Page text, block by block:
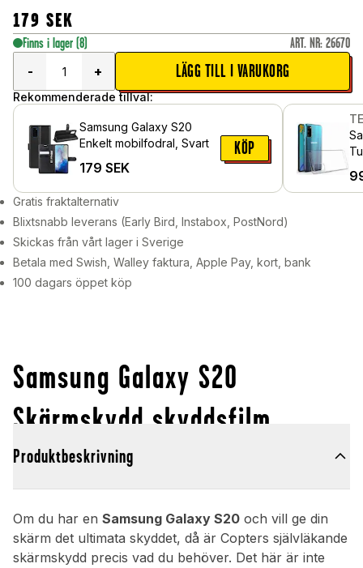
179 SEK
Finns i lager (8) ART. NR: 26670
-
+ LÄGG TILL I VARUKORG
Rekommenderade tillval:
Samsung Galaxy S20
Enkelt mobilfodral, Svart
179 SEK
KÖP
Gratis fraktalternativ
Blixtsnabb leverans (Early Bird, Instabox, PostNord)
Skickas från vårt lager i Sverige
Betala med Swish, Walley faktura, Apple Pay, kort, bank
100 dagars öppet köp
Samsung Galaxy S20
Skärmskydd skyddsfilm
Produktbeskrivning
Om du har en Samsung Galaxy S20 och vill ge din
skärm det ultimata skyddet, då är Copters självläkande
skärmskydd precis vad du behöver. Det här är inte